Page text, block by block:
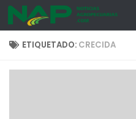
Skip to content
ETIQUETADO: CRECIDA